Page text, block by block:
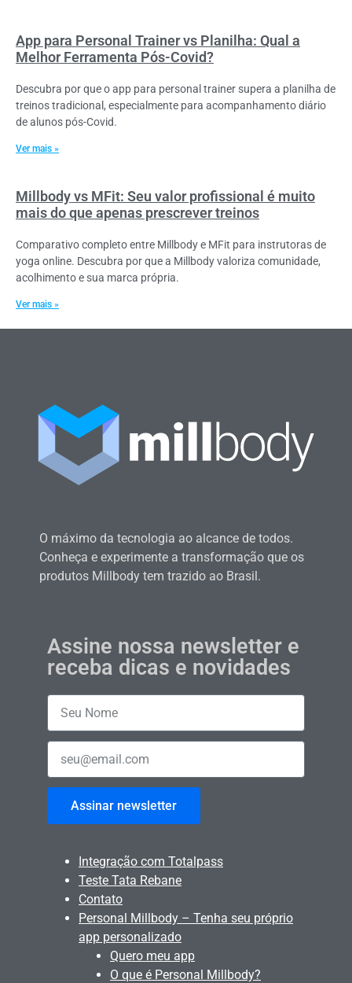
App para Personal Trainer vs Planilha: Qual a
Melhor Ferramenta Pós-Covid?
Descubra por que o app para personal trainer supera a planilha de
treinos tradicional, especialmente para acompanhamento diário
de alunos pós-Covid.
Ver mais »
Millbody vs MFit: Seu valor profissional é muito
mais do que apenas prescrever treinos
Comparativo completo entre Millbody e MFit para instrutoras de
yoga online. Descubra por que a Millbody valoriza comunidade,
acolhimento e sua marca própria.
Ver mais »
O máximo da tecnologia ao alcance de todos.
Conheça e experimente a transformação que os
produtos Millbody tem trazido ao Brasil.
Assine nossa newsletter e
receba dicas e novidades
Assinar newsletter
Integração com Totalpass
Teste Tata Rebane
Contato
Personal Millbody – Tenha seu próprio
app personalizado
Quero meu app
O que é Personal Millbody?